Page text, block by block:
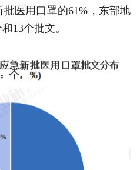
医用口罩的61%，东部地
13个批文。